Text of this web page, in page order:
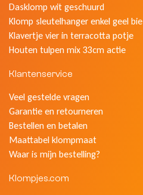
Dasklomp wit geschuurd
Klomp sleutelhanger enkel geel
Klavertje vier in terracotta potje
Houten tulpen mix 33cm actie
Klantenservice
Veel gestelde vragen
Garantie en retourneren
Bestellen en betalen
Maattabel klompmaat
Waar is mijn bestelling?
Klompjes.com